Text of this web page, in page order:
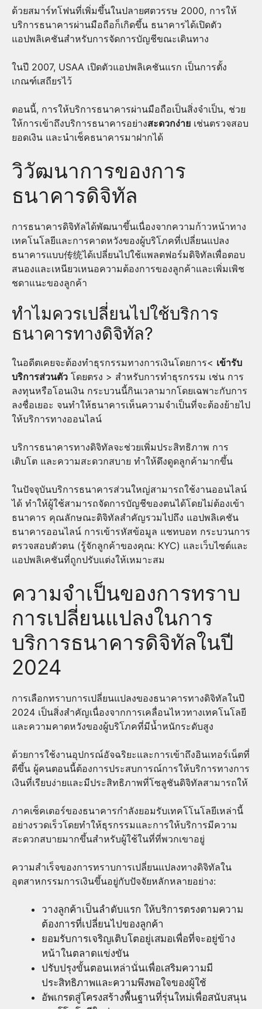
ด้วยสมาร์ทโฟนที่เพิ่มขึ้นในปลายศตวรรษ 2000, การให้
บริการธนาคารผ่านมือถือก็เกิดขึ้น ธนาคารได้เปิดตัว
แอปพลิเคชันสำหรับการจัดการบัญชีขณะเดินทาง
ในปี 2007, USAA เปิดตัวแอปพลิเคชันแรก เป็นการตั้ง
เกณฑ์เสถียรไว้
ตอนนี้, การให้บริการธนาคารผ่านมือถือเป็นสิ่งจำเป็น, ช่วย
ให้การเข้าถึงบริการธนาคารอย่างสะดวกง่าย เช่นตรวจสอบ
ยอดเงิน และนำเช็คธนาคารมาฝากได้
วิวัฒนาการของการ
ธนาคารดิจิทัล
การธนาคารดิจิทัลได้พัฒนาขึ้นเนื่องจากความก้าวหน้าทาง
เทคโนโลยีและการคาดหวังของผู้บริโภคที่เปลี่ยนแปลง
ธนาคารแบบ传统ได้เปลี่ยนไปใช้แพลตฟอร์มดิจิทัลเพื่อตอบ
สนองและเหนียวเหนอความต้องการของลูกค้าและเพิ่มเพิช
ชดาแนะของลูกค้า
ทำไมควรเปลี่ยนไปใช้บริการ
ธนาคารทางดิจิทัล?
ในอดีตเคยจะต้องทำธุรกรรมทางการเงินโดยการ< เข้ารับ
บริการส่วนตัว โดยตรง > สำหรับการทำธุรกรรม เช่น การ
ลงทุนหรือโอนเงิน กระบวนนี้กินเวลามากโดยเฉพาะกับการ
ลงชื่อเยอะ จนทำให้ธนาคารเห็นความจำเป็นที่จะต้องย้ายไป
ให้บริการทางออนไลน์
บริการธนาคารทางดิจิทัลจะช่วยเพิ่มประสิทธิภาพ การ
เติบโต และความสะดวกสบาย ทำให้ดึงดูดลูกค้ามากขึ้น
ในปัจจุบันบริการธนาคารส่วนใหญ่สามารถใช้งานออนไลน์
ได้ ทำให้ผู้ใช้สามารถจัดการบัญชีของตนได้โดยไม่ต้องเข้า
ธนาคาร คุณลักษณะดิจิทัลสำคัญรวมไปถึง แอปพลิเคชัน
ธนาคารออนไลน์ การเข้ารหัสข้อมูล แชทบอท กระบวนการ
ตรวจสอบตัวตน (รู้จักลูกค้าของคุณ: KYC) และเว็บไซต์และ
แอปพลิเคชันที่ถูกปรับแต่งให้เหมาะสม
ความจำเป็นของการทราบ
การเปลี่ยนแปลงในการ
บริการธนาคารดิจิทัลในปี
2024
การเลือกทราบการเปลี่ยนแปลงของธนาคารทางดิจิทัลในปี
2024 เป็นสิ่งสำคัญเนื่องจากการเคลื่อนไหวทางเทคโนโลยี
และความคาดหวังของผู้บริโภคที่มีน้ำหนักระดับสูง
ด้วยการใช้งานอุปกรณ์อัจฉริยะและการเข้าถึงอินเทอร์เน็ตที่
ดีขึ้น ผู้คนตอนนี้ต้องการประสบการณ์การให้บริการทางการ
เงินที่เรียบง่ายและมีประสิทธิภาพที่โซลูชันดิจิทัลสามารถให้
ภาคเซ็คเตอร์ของธนาคารกำลังยอมรับเทคโโนโลยีเหล่านี้
อย่างรวดเร็วโดยทำให้ธุรกรรมและการให้บริการมีความ
สะดวกสบายมากขึ้นสำหรับผู้ใช้ในที่ที่พวกเขาอยู่
ความสำเร็จของการทราบการเปลี่ยนแปลงทางดิจิทัลใน
อุตสาหกรรมการเงินขึ้นอยู่กับปัจจัยหลักหลายอย่าง:
วางลูกค้าเป็นลำดับแรก ให้บริการตรงตามความ
ต้องการที่เปลี่ยนไปของลูกค้า
ยอมรับการเจริญเติบโตอยู่เสมอเพื่อที่จะอยู่ข้าง
หน้าในตลาดแข่งขัน
ปรับปรุงขั้นตอนเหล่านั่นเพื่อเสริมความมี
ประสิทธิภาพและความพึงพอใจของผู้ใช้
อัพเกรดสู่โครงสร้างพื้นฐานที่รุ่นใหม่เพื่อสนับสนุน